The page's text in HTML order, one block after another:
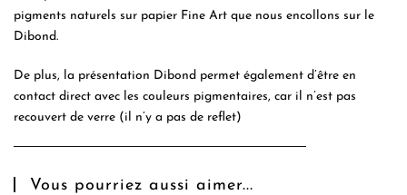
pigments naturels sur papier Fine Art que nous encollons sur le
Dibond.
De plus, la présentation Dibond permet également d’être en
contact direct avec les couleurs pigmentaires, car il n’est pas
recouvert de verre (il n’y a pas de reflet)
Vous pourriez aussi aimer...